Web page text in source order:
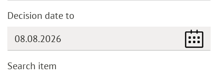
Decision date to
Search item